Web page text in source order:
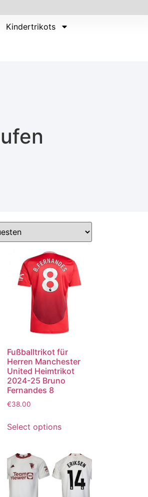
Kindertrikots
Fußballtrikot für
Herren Manchester
United Heimtrikot
2024-25 Bruno
Fernandes 8
€38.00
Select options